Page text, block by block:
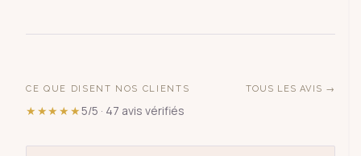
CE QUE DISENT NOS CLIENTS
★★★★★5/5 · 47 avis vérifiés
TOUS LES AVIS →